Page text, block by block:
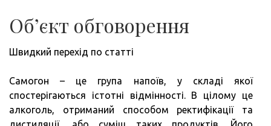
Об’єкт обговорення
Швидкий перехід по статті
Самогон – це група напоїв, у складі якої
спостерігаються істотні відмінності. В цілому це
алкоголь, отриманий способом ректифікації та